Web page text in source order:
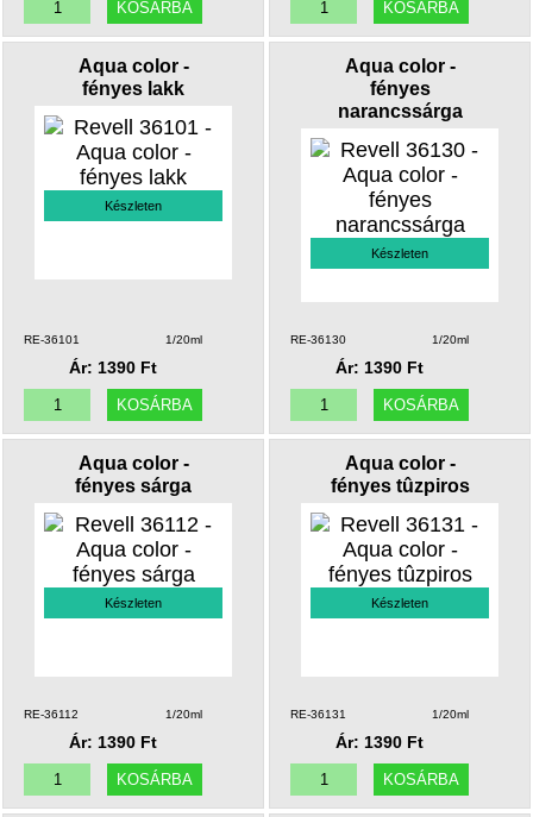
Aqua color -
fényes lakk
Készleten
RE-36101 1/20ml
Ár: 1390 Ft
Aqua color -
fényes
narancssárga
Készleten
RE-36130 1/20ml
Ár: 1390 Ft
Aqua color -
fényes sárga
Készleten
RE-36112 1/20ml
Ár: 1390 Ft
Aqua color -
fényes tûzpiros
Készleten
RE-36131 1/20ml
Ár: 1390 Ft